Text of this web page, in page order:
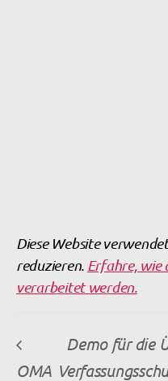
Diese Website
reduzieren. Erfahre, wie
verarbeitet werden.
OMA
Demo für die